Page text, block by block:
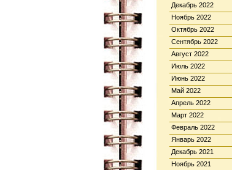
Декабрь 2022
Ноябрь 2022
Октябрь 2022
Сентябрь 2022
Август 2022
Июль 2022
Июнь 2022
Май 2022
Апрель 2022
Март 2022
Февраль 2022
Январь 2022
Декабрь 2021
Ноябрь 2021